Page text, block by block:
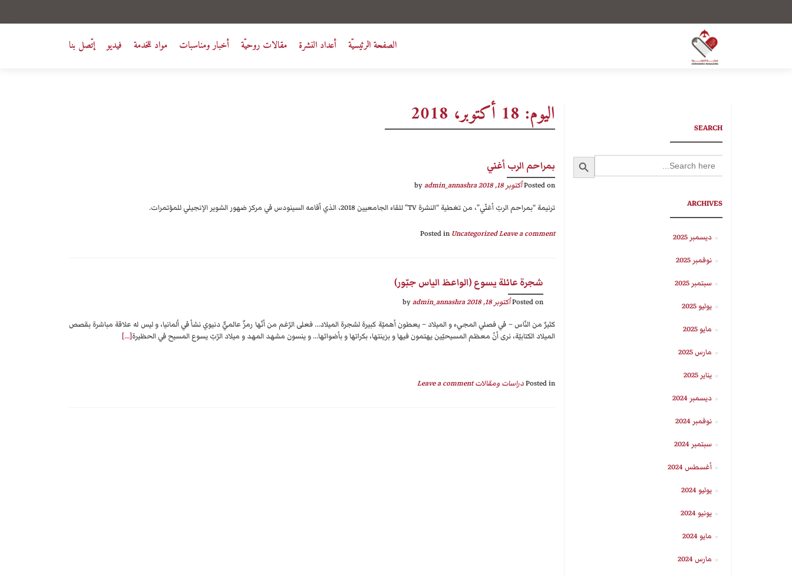
إتّصل بنا فيديو مواد للخدمة أخبار ومناسبات مقالات روحيّة أعداد النشرة الصفحة الرئيسيّة
اليوم: 18 أكتوبر، 2018
بمراحم الرب أغني
Posted onأكتوبر 18, 2018 by
admin_annashra
ترنيمة “بمراحم الربّ أغنّي”، من تغطية “النشرة TV” للقاء الجامعيين 2018، الذي أقامه السينودس في مركز ضهور الشوير الإنجيلي للمؤتمرات.
Posted in UncategorizedLeave a comment
شجرة عائلة يسوع (الواعظ الياس جبّور)
Posted onأكتوبر 18, 2018 by
admin_annashra
كثيرٌ من النّاس – في فصلي المجيء و الميلاد – يعطون أهميّة كبيرة لشجرة الميلاد… فعلى الرّغم من أنّها رمزٌ عالميٌّ دنيوي نشأ في ألمانيا، و ليس له علاقة مباشرة بقصص
الميلاد الكتابيّة، نرى أنّ معظم المسيحيّين يهتمون فيها و بزينتها، بكراتها و بأضوائها… و ينسون مشهد المهد و ميلاد الرّبّ يسوع المسيح في الحظيرة[…]
Posted inدراسات ومقالات Leave a comment
SEARCH
Search
for:
SEARCH BUTTON
ARCHIVES
ديسمبر 2025
نوفمبر 2025
سبتمبر 2025
يوليو 2025
مايو 2025
مارس 2025
يناير 2025
ديسمبر 2024
نوفمبر 2024
سبتمبر 2024
أغسطس 2024
يوليو 2024
يونيو 2024
مايو 2024
مارس 2024